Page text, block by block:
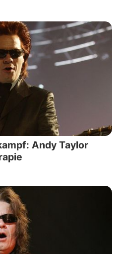
Andy Taylor